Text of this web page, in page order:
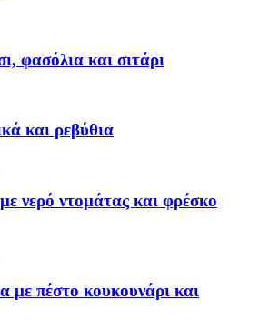
φασόλια και σιτάρι
και ρεβύθια
νερό ντομάτας και φρέσκο
με πέστο κουκουνάρι και